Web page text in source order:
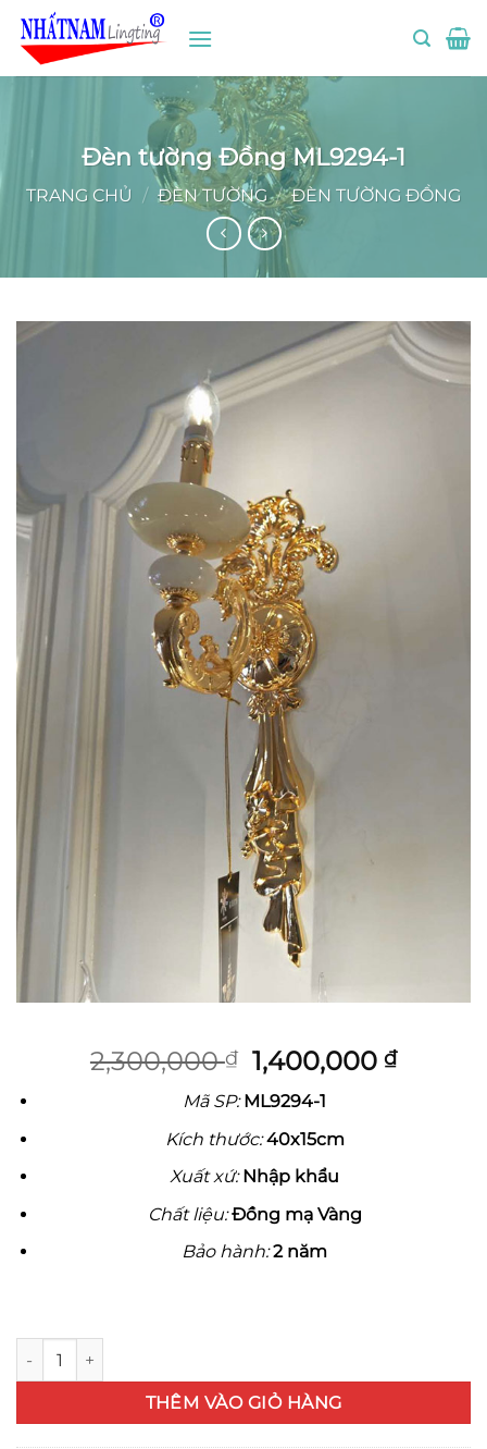
qua
Đèn tường Đồng ML9294-1
TRANG CHỦ / ĐÈN TƯỜNG / ĐÈN TƯỜNG ĐỒNG
2,300,000₫ Giá
gốc
là:
2,300,000 ₫.
1,400,000₫Giá
Mã SP:ML9294-1
Kích thước:40x15cm
Xuất xứ: Nhập khẩu
Chất liệu:Đồng mạ Vàng
Bảo hành:2 năm
Đèn tường Đồng ML9294-1 số lượng
THÊM VÀO GIỎ HÀNG